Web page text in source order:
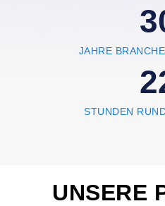
JAHRE
STUNDEN
UNSERE